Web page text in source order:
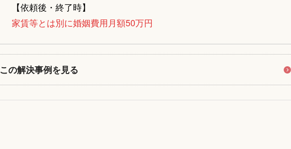
【依頼後・終了時】
家賃等とは別に婚姻費用月額50万円
この解決事例を見る